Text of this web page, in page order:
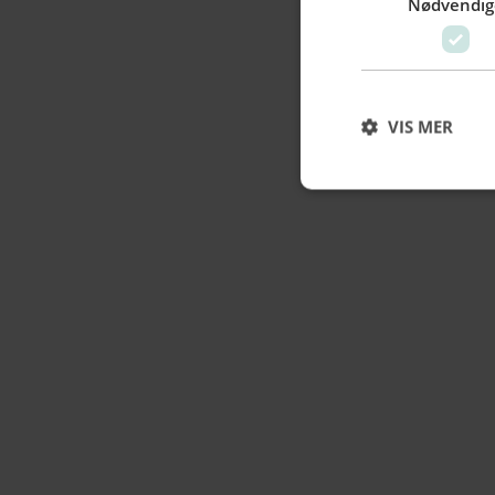
VIS MER